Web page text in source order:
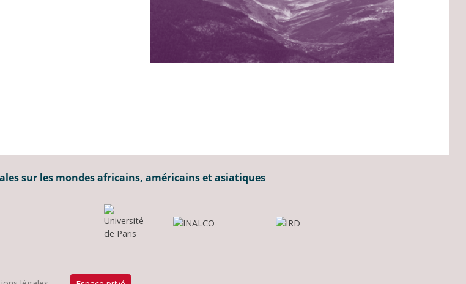
sur les mondes africains, américains et asiatiques